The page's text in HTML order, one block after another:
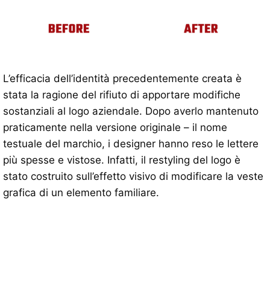
L’efficacia dell’identità precedentemente creata è
stata la ragione del rifiuto di apportare modifiche
sostanziali al logo aziendale. Dopo averlo mantenuto
praticamente nella versione originale – il nome
testuale del marchio, i designer hanno reso le lettere
più spesse e vistose. Infatti, il restyling del logo è
stato costruito sull’effetto visivo di modificare la veste
grafica di un elemento familiare.